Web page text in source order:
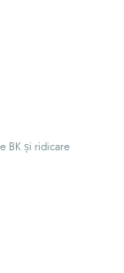
BK și ridicare